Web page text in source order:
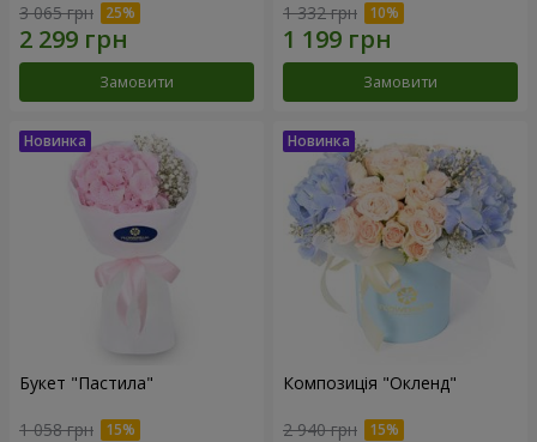
3 065 грн
Замовити
1 332 грн
Замовити
Букет "Пастила"
1 058 грн
Композиція "Окленд"
2 940 грн